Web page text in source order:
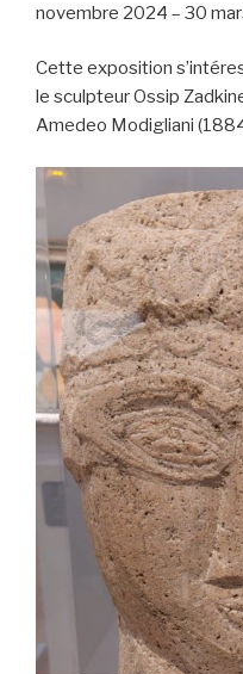
novembre 2024 – 30
Cette exposition
le sculpteur Ossip
Amedeo Modigliani